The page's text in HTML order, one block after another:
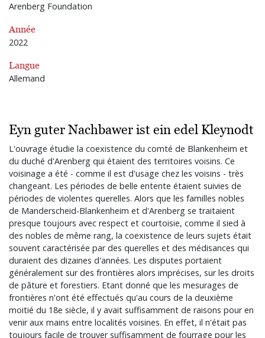
Arenberg Foundation
Année
2022
Langue
Allemand
Eyn guter Nachbawer ist ein edel Kleynodt
L'ouvrage étudie la coexistence du comté de Blankenheim et
du duché d'Arenberg qui étaient des territoires voisins. Ce
voisinage a été - comme il est d'usage chez les voisins - très
changeant. Les périodes de belle entente étaient suivies de
périodes de violentes querelles. Alors que les familles nobles
de Manderscheid-Blankenheim et d'Arenberg se traitaient
presque toujours avec respect et courtoisie, comme il sied à
des nobles de même rang, la coexistence de leurs sujets était
souvent caractérisée par des querelles et des médisances qui
duraient des dizaines d'années. Les disputes portaient
généralement sur des frontières alors imprécises, sur les droits
de pâture et forestiers. Etant donné que les mesurages de
frontières n'ont été effectués qu'au cours de la deuxième
moitié du 18e siècle, il y avait suffisamment de raisons pour en
venir aux mains entre localités voisines. En effet, il n'était pas
toujours facile de trouver suffisamment de fourrage pour les